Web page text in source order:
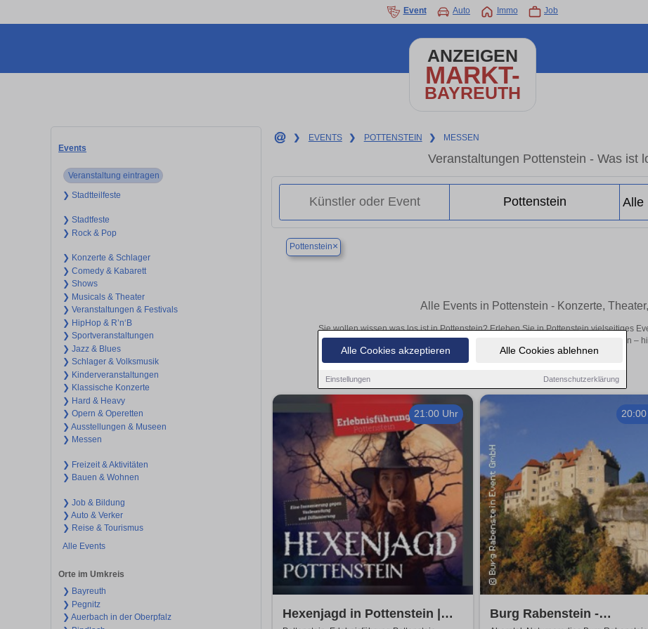
Alle Cookies akzeptieren Alle Cookies ablehnen
Einstellungen Datenschutzerklärung
Event Auto Immo Job
ANZEIGEN
MARKT-
BAYREUTH
Events
Veranstaltung eintragen
❯ Stadtteilfeste
❯ Stadtfeste
❯ Rock & Pop
❯ Konzerte & Schlager
❯ Comedy & Kabarett
❯ Shows
❯ Musicals & Theater
❯ Veranstaltungen & Festivals
❯ HipHop & R’n‘B
❯ Sportveranstaltungen
❯ Jazz & Blues
❯ Schlager & Volksmusik
❯ Kinderveranstaltungen
❯ Klassische Konzerte
❯ Hard & Heavy
❯ Opern & Operetten
❯ Ausstellungen & Museen
❯ Messen
❯ Freizeit & Aktivitäten
❯ Bauen & Wohnen
❯ Job & Bildung
❯ Auto & Verker
❯ Reise & Tourismus
Alle Events
Orte im Umkreis
❯ Bayreuth
❯ Pegnitz
❯ Auerbach in der Oberpfalz
❯ EVENTS ❯ POTTENSTEIN ❯ MESSEN
Veranstaltungen Pottenstein - Was ist
Pottenstein×
Alle Events in Pottenstein - Konzerte,
Sie wollen wissen was los ist in Pottenstein? Erleben Sie in Pottenstein vielseitiges
Theateraufführungen oder aufregende Veranstaltungen in Pottenstein –
21:00 Uhr
Hexenjagd in Pottenstein |
Burg Rabenstein -